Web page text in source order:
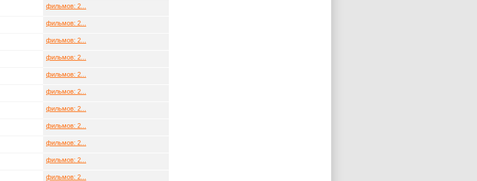
фильмов: 2...
фильмов: 2...
фильмов: 2...
фильмов: 2...
фильмов: 2...
фильмов: 2...
фильмов: 2...
фильмов: 2...
фильмов: 2...
фильмов: 2...
фильмов: 2...